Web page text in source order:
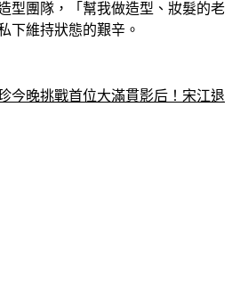
團隊，「幫我做造型、妝髮的老
下維持狀態的艱辛。
今晚挑戰首位大滿貫影后！宋江退